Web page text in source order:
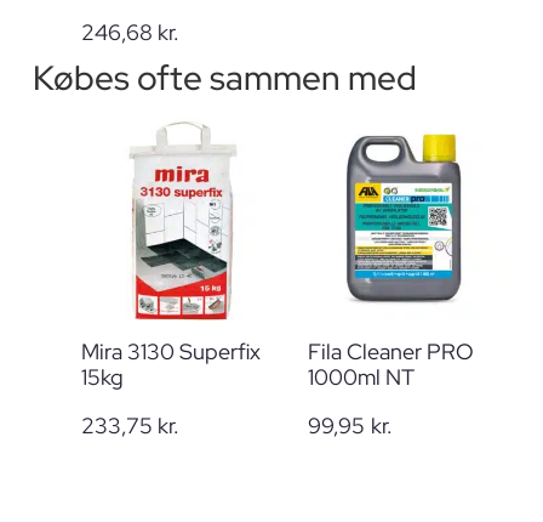
246,68 kr.
Købes ofte sammen med
Mira 3130 Superfix
15kg
233,75 kr.
Fila Cleaner PRO
1000ml NT
99,95 kr.